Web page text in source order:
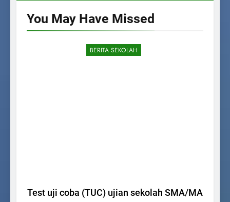
You May Have Missed
BERITA SEKOLAH
Test uji coba (TUC) ujian sekolah SMA/MA